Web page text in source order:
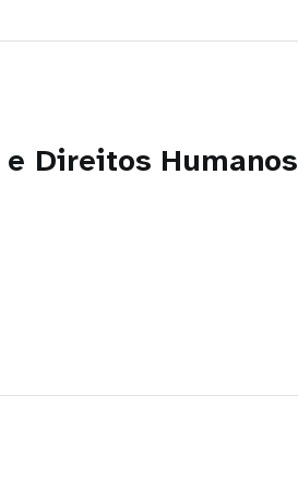
Direitos Humanos